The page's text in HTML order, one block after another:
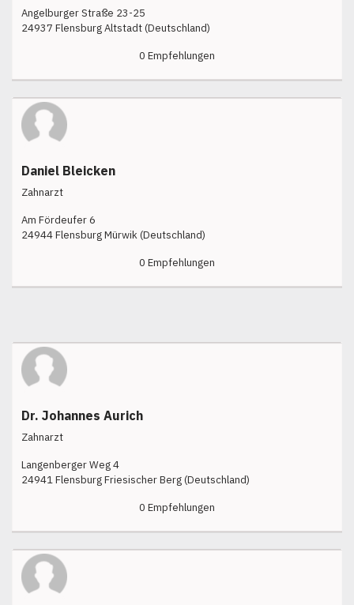
Angelburger Straße 23-25
24937 Flensburg Altstadt (Deutschland)
0 Empfehlungen
Daniel Bleicken
Zahnarzt
Am Fördeufer 6
24944 Flensburg Mürwik (Deutschland)
0 Empfehlungen
Dr. Johannes Aurich
Zahnarzt
Langenberger Weg 4
24941 Flensburg Friesischer Berg (Deutschland)
0 Empfehlungen